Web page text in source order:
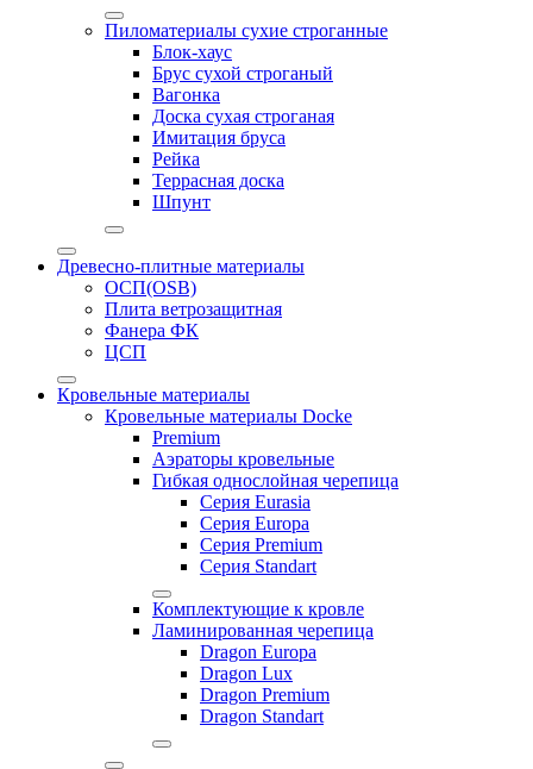
Пиломатериалы сухие строганные
Блок-хаус
Брус сухой строганый
Вагонка
Доска сухая строганая
Имитация бруса
Рейка
Террасная доска
Шпунт
Древесно-плитные материалы
ОСП(OSB)
Плита ветрозащитная
Фанера ФК
ЦСП
Кровельные материалы
Кровельные материалы Docke
Premium
Аэраторы кровельные
Гибкая однослойная черепица
Серия Eurasia
Серия Europa
Серия Premium
Серия Standart
Комплектующие к кровле
Ламинированная черепица
Dragon Europa
Dragon Lux
Dragon Premium
Dragon Standart